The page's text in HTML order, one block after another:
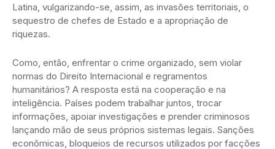
Latina, vulgarizando-se, assim, as invasões territoriais, o
sequestro de chefes de Estado e a apropriação de
riquezas.
Como, então, enfrentar o crime organizado, sem violar
normas do Direito Internacional e regramentos
humanitários? A resposta está na cooperação e na
inteligência. Países podem trabalhar juntos, trocar
informações, apoiar investigações e prender criminosos
lançando mão de seus próprios sistemas legais. Sanções
econômicas, bloqueios de recursos utilizados por facções